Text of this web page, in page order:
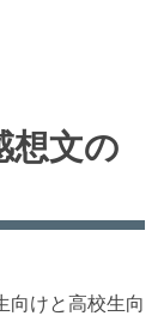
想文の
向けと高校生向